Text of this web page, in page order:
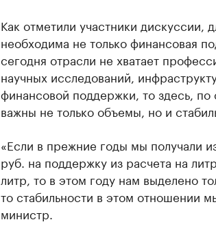
Как отметили участники
необходима не только финансовая
сегодня отрасли не хватает
научных исследований,
финансовой поддержки, то здесь, по
важны не только объемы, но и
«Если в прежние годы мы получали
руб. на поддержку из расчета на
литр, то в этом году нам выделено
то стабильности в этом отношении
министр.